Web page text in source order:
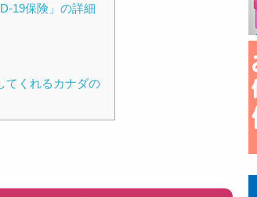
19保険」の詳細
てくれるカナダの